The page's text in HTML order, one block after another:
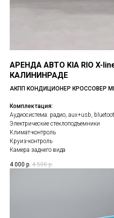
АРЕНДА АВТО KIA RIO X-
КАЛИНИНРАДЕ
АКПП КОНДИЦИОНЕР КРОССОВЕР
Комплектация:
Аудиосистема: радио, aux+usb,
Электрические стеклоподъемники
Климат-контроль
Круиз-контроль
Камера заднего вида
4 000 р. 4 500 р.